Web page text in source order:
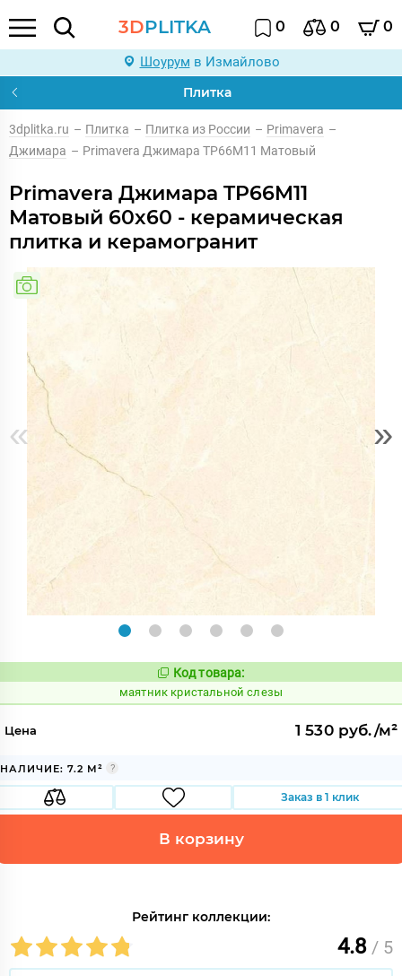
3DPLITKA 0 0 0
Шоурум в Измайлово
Плитка
3dplitka.ru – Плитка – Плитка из России – Primavera –
Джимара – Primavera Джимара TP66M11 Матовый
Primavera Джимара TP66M11
Матовый 60x60 - керамическая
плитка и керамогранит
« »
Код:
936346
Код товара:
маятник кристальной слезы
Цена 1 530 руб./м²
НАЛИЧИЕ: 7.2 М²
Заказ в 1 клик
В корзину
Рейтинг коллекции:
4.8 / 5